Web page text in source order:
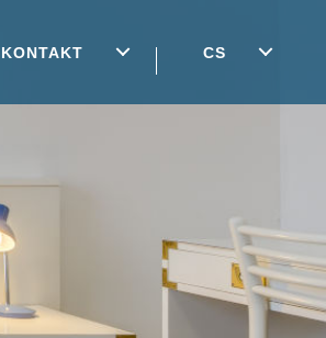
KONTAKT CS